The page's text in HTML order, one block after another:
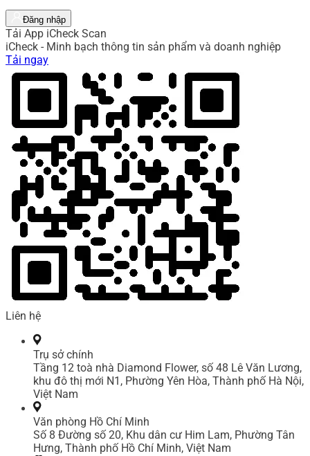
Đăng nhập
Tải App iCheck Scan
iCheck - Minh bạch thông tin sản phẩm và doanh nghiệp
Tải ngay
Liên hệ
Trụ sở chính
Tầng 12 toà nhà Diamond Flower, số 48 Lê Văn Lương,
khu đô thị mới N1, Phường Yên Hòa, Thành phố Hà Nội,
Việt Nam
Văn phòng Hồ Chí Minh
Số 8 Đường số 20, Khu dân cư Him Lam, Phường Tân
Hưng, Thành phố Hồ Chí Minh, Việt Nam